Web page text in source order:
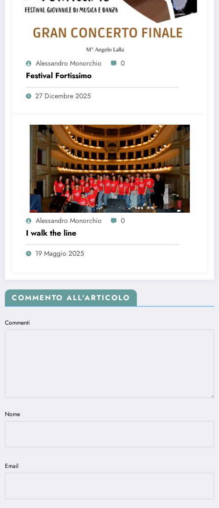
Alessandro Monorchio 0
Festival Fortissimo
27 Dicembre 2025
Alessandro Monorchio 0
I walk the line
19 Maggio 2025
COMMENTO ALL'ARTICOLO
Commenti
Nome
Email